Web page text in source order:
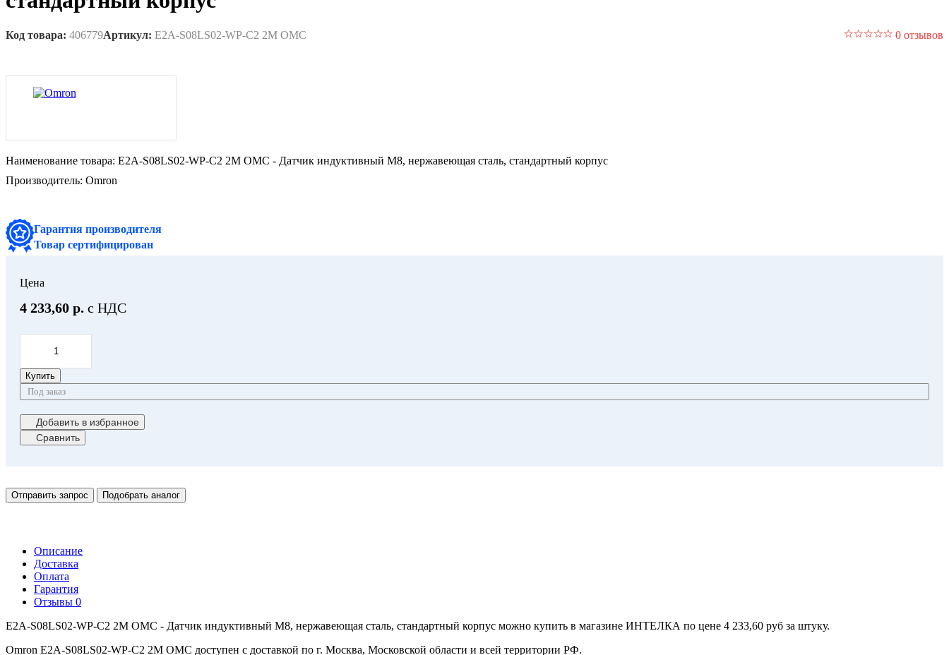
Код товара: 406779Артикул: E2A-S08LS02-WP-C2 2M OMC 0 отзывов
Наименование товара: E2A-S08LS02-WP-C2 2M OMC - Датчик индуктивный M8, нержавеющая сталь, стандартный корпус
Производитель: Omron
Гарантия производителя
Товар сертифицирован
Цена
4 233,60 р. с НДС
Купить
Под заказ
Добавить в избранное
Сравнить
Отправить запрос Подобрать аналог
Описание
Доставка
Оплата
Гарантия
Отзывы 0
E2A-S08LS02-WP-C2 2M OMC - Датчик индуктивный M8, нержавеющая сталь, стандартный корпус можно купить в магазине ИНТЕЛКА по цене 4 233,60 руб за штуку.
Omron E2A-S08LS02-WP-C2 2M OMC доступен с доставкой по г. Москва, Московской области и всей территории РФ.